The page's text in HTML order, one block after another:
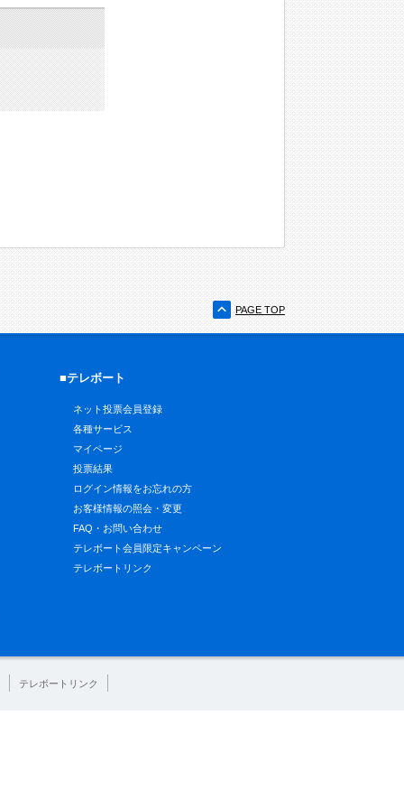
PAGE TOP
■テレボート
ネット投票会員登録
各種サービス
マイページ
投票結果
ログイン情報をお忘れの方
お客様情報の照会・変更
FAQ・お問い合わせ
テレボート会員限定キャンペーン
テレボートリンク
テレボートリンク